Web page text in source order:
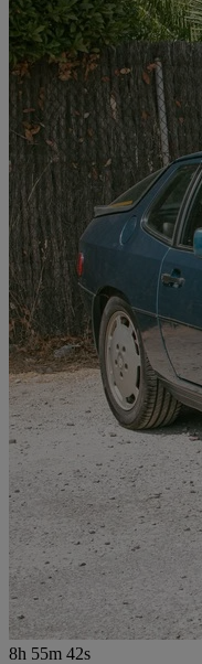
8h 55m 42s